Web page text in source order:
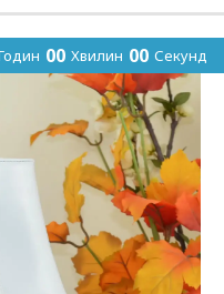
00 Хвилин 00 Секунд